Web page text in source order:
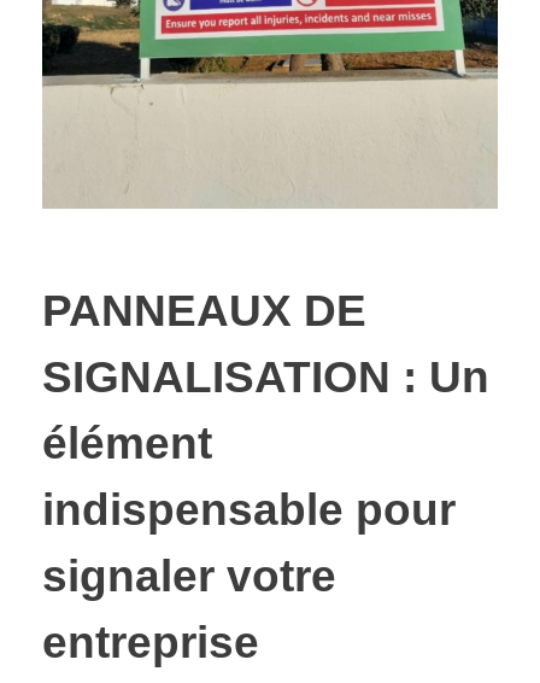
PANNEAUX DE
SIGNALISATION : Un
élément
indispensable pour
signaler votre
entreprise